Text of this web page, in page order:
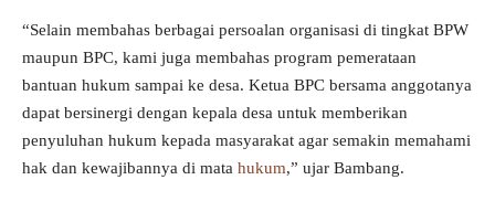
“Selain membahas berbagai persoalan organisasi di tingkat BPW
maupun BPC, kami juga membahas program pemerataan
bantuan hukum sampai ke desa. Ketua BPC bersama anggotanya
dapat bersinergi dengan kepala desa untuk memberikan
penyuluhan hukum kepada masyarakat agar semakin memahami
hak dan kewajibannya di mata hukum,” ujar Bambang.